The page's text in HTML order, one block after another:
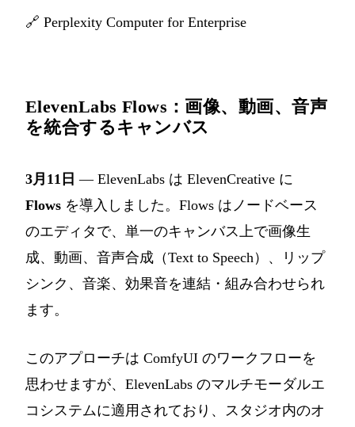
🔗 Perplexity Computer for Enterprise
ElevenLabs Flows：画像、動画、音声
を統合するキャンバス
3月11日 — ElevenLabs は ElevenCreative に
Flows を導入しました。Flows はノードベース
のエディタで、単一のキャンバス上で画像生
成、動画、音声合成（Text to Speech）、リップ
シンク、音楽、効果音を連結・組み合わせられ
ます。
このアプローチは ComfyUI のワークフローを
思わせますが、ElevenLabs のマルチモーダルエ
コシステムに適用されており、スタジオ内のオ